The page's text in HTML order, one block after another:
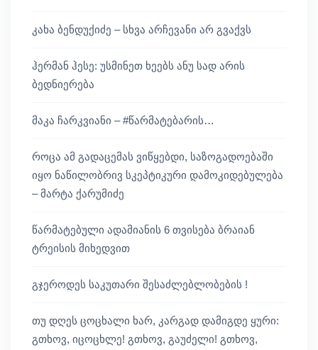
კახა ბენდუქიძე – სხვა არჩევანი არ გვაქვს
ჰერმან ჰესე: უსმინეთ ხეებს ანუ სად არის
ბედნიერება
მაკა ჩარკვიანი – #წარმატებარის…
როცა ამ გადაცემას ვიწყებდი, საზოგადოებაში
იყო ნაწილობრივ სკეპტიკური დამოკიდებულება
– მარტა ქარუმიძე
წარმატებული ადამიანის 6 თვისება ბრაიან
ტრეისის მიხედვით
გჯეროდეს საკუთარი შესაძლებლობების !
თუ დღეს ცოცხალი ხარ, კარგად დამიგდე ყური:
გთხოვ, იცოცხლე! გთხოვ, გაუძელი! გთხოვ,